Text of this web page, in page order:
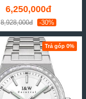
6,250,000đ
8,928,000đ -30%
Trả góp 0%